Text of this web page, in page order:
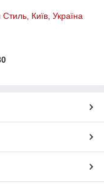
Київ, Україна